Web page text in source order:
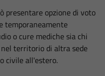
presentare opzione di voto
temporaneamente
o cure mediche sia chi
territorio di altra sede
civile all'estero.